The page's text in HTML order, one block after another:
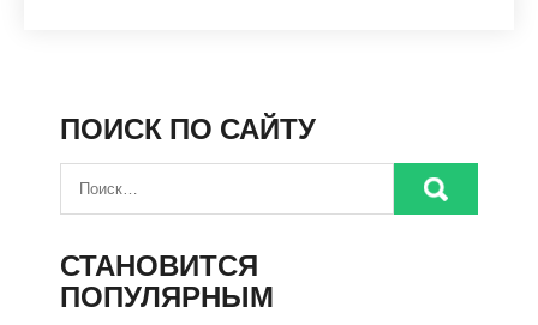
ПОИСК ПО САЙТУ
СТАНОВИТСЯ
ПОПУЛЯРНЫМ